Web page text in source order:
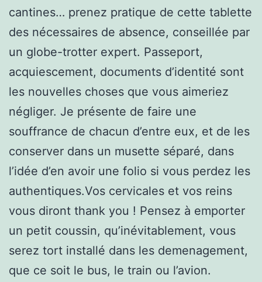
cantines… prenez pratique de cette tablette
des nécessaires de absence, conseillée par
un globe-trotter expert. Passeport,
acquiescement, documents d’identité sont
les nouvelles choses que vous aimeriez
négliger. Je présente de faire une
souffrance de chacun d’entre eux, et de les
conserver dans un musette séparé, dans
l’idée d’en avoir une folio si vous perdez les
authentiques.Vos cervicales et vos reins
vous diront thank you ! Pensez à emporter
un petit coussin, qu’inévitablement, vous
serez tort installé dans les demenagement,
que ce soit le bus, le train ou l’avion.